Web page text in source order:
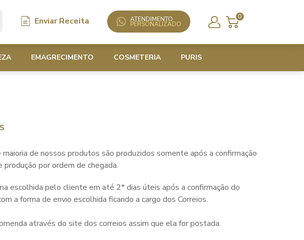
Enviar Receita ATENDIMENTO
PERSONALIZADO
0
EMAGRECIMENTO COSMETERIA PURIS
de nossos produtos são produzidos somente após a confirmação
por ordem de chegada.
escolhida pelo cliente em até 2* dias úteis após a confirmação do
a forma de envio escolhida ficando a cargo dos Correios.
através do site dos correios assim que ela for postada.